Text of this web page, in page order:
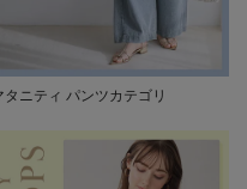
タニティ パンツカテゴリ